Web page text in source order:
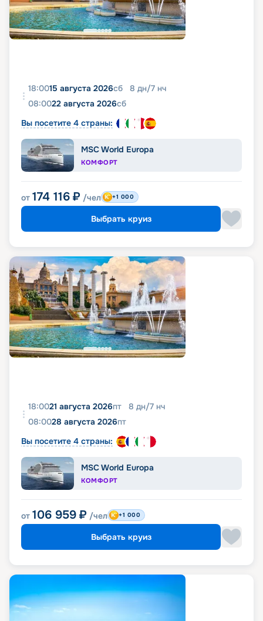
18:0015 августа 2026сб 8 дн/7 нч
08:0022 августа 2026сб
Вы посетите 4 страны:
MSC World Europa
КОМФОРТ
от 174 116 ₽ /чел +1 000
Выбрать круиз
18:0021 августа 2026пт 8 дн/7 нч
08:0028 августа 2026пт
Вы посетите 4 страны:
MSC World Europa
КОМФОРТ
от 106 959 ₽ /чел +1 000
Выбрать круиз